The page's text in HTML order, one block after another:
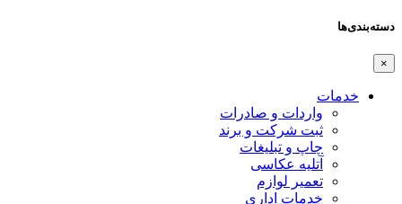
دسته‌بندی‌ها
×
خدمات
واردات و صادرات
ثبت شرکت و برند
چاپ و تبلیغات
آتلیه عکاسی
تعمیر لوازم
خدمات اداری